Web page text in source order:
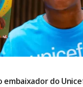
embaixador do